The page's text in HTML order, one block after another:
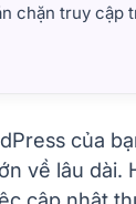
chặn truy cập
của
về lâu dài.